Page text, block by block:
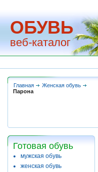
ОБУВЬ
веб-каталог
Главная
Женская обувь
Парона
Готовая обувь
мужская обувь
женская обувь